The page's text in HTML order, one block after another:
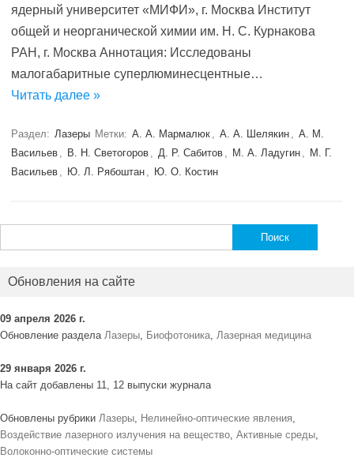
ядерный университет «МИФИ», г. Москва Институт
общей и неорганической химии им. Н. С. Курнакова
РАН, г. Москва Аннотация: Исследованы
малогабаритные суперлюминесцентные…
Читать далее »
Раздел: Лазеры Метки: А. А. Мармалюк , А. А. Шелякин , А. М.
Васильев , В. Н. Светогоров , Д. Р. Сабитов , М. А. Ладугин , М. Г.
Васильев , Ю. Л. Рябоштан , Ю. О. Костин
Обновления на сайте
09 апреля 2026 г.
Обновление раздела Лазеры, Биофотоника, Лазерная медицина
29 января 2026 г.
На сайт добавлены 11, 12 выпуски журнала
Обновлены рубрики Лазеры, Нелинейно-оптические явления,
Воздействие лазерного излучения на вещество, Активные среды,
Волоконно-оптические системы